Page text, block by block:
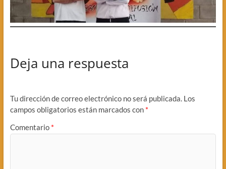
Deja una respuesta
Tu dirección de correo electrónico no será publicada. Los
campos obligatorios están marcados con *
Comentario *